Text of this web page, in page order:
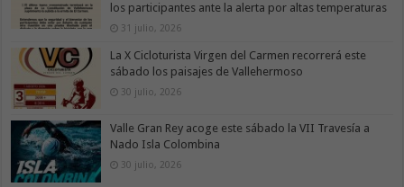
los participantes ante la alerta por altas temperaturas
31 julio, 2026
La X Cicloturista Virgen del Carmen recorrerá este
sábado los paisajes de Vallehermoso
30 julio, 2026
Valle Gran Rey acoge este sábado la VII Travesía a
Nado Isla Colombina
30 julio, 2026